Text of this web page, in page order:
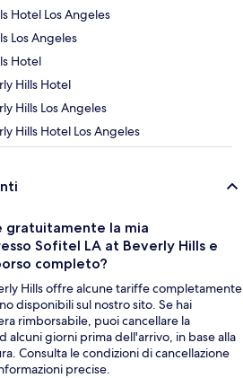
Hotel Los Angeles
Los Angeles
Hotel
Hills Hotel
Hills Los Angeles
Hills Hotel Los Angeles
gratuitamente la mia
Sofitel LA at Beverly Hills e
completo?
Hills offre alcune tariffe completamente
disponibili sul nostro sito. Se hai
rimborsabile, puoi cancellare la
alcuni giorni prima dell'arrivo, in base alla
Consulta le condizioni di cancellazione
precise.